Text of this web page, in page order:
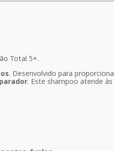
Total 5+.
. Desenvolvido para
. Este shampoo atende